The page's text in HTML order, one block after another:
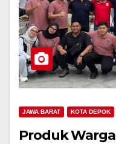
JAWA BARAT KOTA DEPOK
Produk